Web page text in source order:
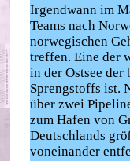
Irgendwann im
Teams nach
norwegischen
treffen. Eine der
in der Ostsee
Sprengstoffs ist.
über zwei
zum Hafen von
Deutschlands
voneinander